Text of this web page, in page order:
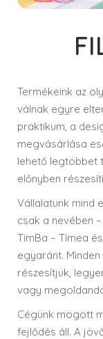
Termékeink az
válnak egyre
praktikum, a
megvásárlása
lehető legtöbbet
előnyben
Vállalatunk mind
csak a nevében
TimBa – Tímea
egyaránt.
részesítjük,
vagy
Cégünk mögött
fejlődés áll. A